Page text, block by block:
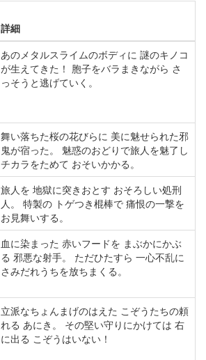
詳細
あのメタルスライムのボディに 謎のキノコ
が生えてきた！ 胞子をバラまきながら さ
っそうと逃げていく。
舞い落ちた桜の花びらに 美に魅せられた邪
鬼が宿った。 魅惑のおどりで旅人を魅了し
チカラをためて おそいかかる。
旅人を 地獄に突きおとす おそろしい処刑
人。 特製の トゲつき棍棒で 痛恨の一撃を
お見舞いする。
血に染まった 赤いフードを まぶかにかぶ
る 邪悪な射手。 ただひたすら 一心不乱に
さみだれうちを放ちまくる。
立派なちょんまげのはえた こぞうたちの頼
れる あにき。 その堅い守りにかけては 右
に出る こぞうはいない！